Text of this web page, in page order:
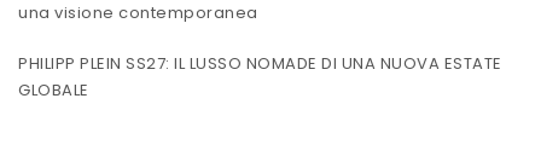
una visione contemporanea
PHILIPP PLEIN SS27: IL LUSSO NOMADE DI UNA NUOVA ESTATE
GLOBALE